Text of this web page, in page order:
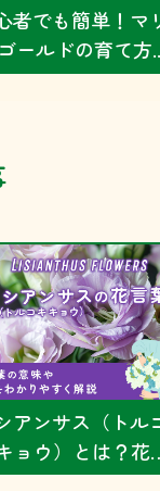
者でも簡単！マ
ゴールドの育て方
アンサス（トル
ョウ）とは？